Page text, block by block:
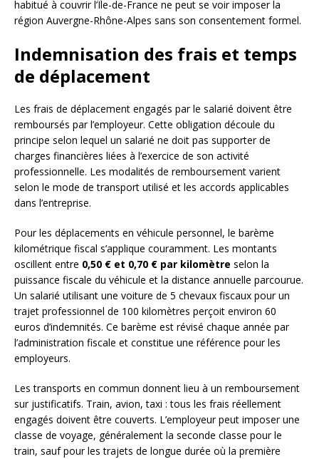
habitué à couvrir l’Île-de-France ne peut se voir imposer la
région Auvergne-Rhône-Alpes sans son consentement formel.
Indemnisation des frais et temps
de déplacement
Les frais de déplacement engagés par le salarié doivent être
remboursés par l’employeur. Cette obligation découle du
principe selon lequel un salarié ne doit pas supporter de
charges financières liées à l’exercice de son activité
professionnelle. Les modalités de remboursement varient
selon le mode de transport utilisé et les accords applicables
dans l’entreprise.
Pour les déplacements en véhicule personnel, le barème
kilométrique fiscal s’applique couramment. Les montants
oscillent entre 0,50 € et 0,70 € par kilomètre selon la
puissance fiscale du véhicule et la distance annuelle parcourue.
Un salarié utilisant une voiture de 5 chevaux fiscaux pour un
trajet professionnel de 100 kilomètres perçoit environ 60
euros d’indemnités. Ce barème est révisé chaque année par
l’administration fiscale et constitue une référence pour les
employeurs.
Les transports en commun donnent lieu à un remboursement
sur justificatifs. Train, avion, taxi : tous les frais réellement
engagés doivent être couverts. L’employeur peut imposer une
classe de voyage, généralement la seconde classe pour le
train, sauf pour les trajets de longue durée où la première